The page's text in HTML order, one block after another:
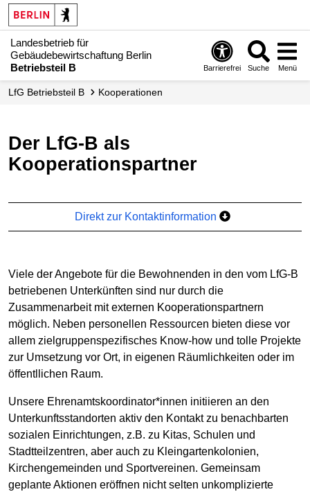
Landesbetrieb für
Gebäudebewirtschaftung Berlin
Betriebsteil B
Barrierefrei Suche Menü
LfG Betriebsteil B Kooperationen
Der LfG-B als
Kooperationspartner
Direkt zur Kontaktinformation
Viele der Angebote für die Bewohnenden in den vom LfG-B
betriebenen Unterkünften sind nur durch die
Zusammenarbeit mit externen Kooperationspartnern
möglich. Neben personellen Ressourcen bieten diese vor
allem zielgruppenspezifisches Know-how und tolle Projekte
zur Umsetzung vor Ort, in eigenen Räumlichkeiten oder im
öffentllichen Raum.
Unsere Ehrenamtskoordinator*innen initiieren an den
Unterkunftsstandorten aktiv den Kontakt zu benachbarten
sozialen Einrichtungen, z.B. zu Kitas, Schulen und
Stadtteilzentren, aber auch zu Kleingartenkolonien,
Kirchengemeinden und Sportvereinen. Gemeinsam
geplante Aktionen eröffnen nicht selten unkomplizierte